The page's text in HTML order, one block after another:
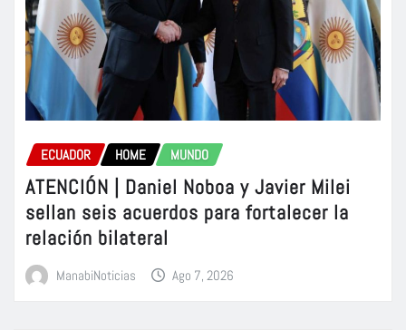
ECUADOR HOME MUNDO
ATENCIÓN | Daniel Noboa y Javier Milei
sellan seis acuerdos para fortalecer la
relación bilateral
ManabiNoticias Ago 7, 2026